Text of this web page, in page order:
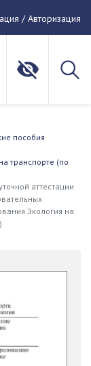
/ Авторизация
пособия
транспорте (по
аттестации
Экология на